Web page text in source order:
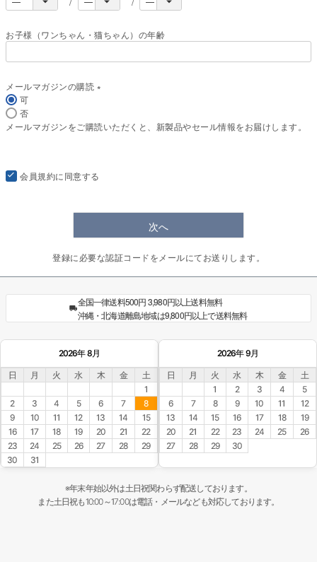
お子様（ワンちゃん・猫ちゃん）の年齢
メールマガジンの購読
須
可
否
メールマガジンをご購読いただくと、新製品やセール情報をお届けします。
会員規約に同意する
次へ
登録に必要な認証コードをメールにてお送りします。
全国一律送料500円 3,980円以上送料無料
沖縄・北海道離島地域は9,800円以上で送料無料
2026年 8月
日 月 火 水 木 金
土
1
2
3 4 5 6 7
8
9
10 11 12 13 14
15
16
17 18 19 20 21
22
23
24 25 26 27 28
29
30
31
2026年 9月
日 月 火 水 木 金
土
1
2 3 4
5
6
7 8 9 10 11
12
13
14 15 16 17 18
19
20
21 22 23 24 25
26
27
28 29 30
※年末年始以外は土日祝関わらず配送しております。
また土日祝も10:00～17:00は電話・メールなども対応しております。